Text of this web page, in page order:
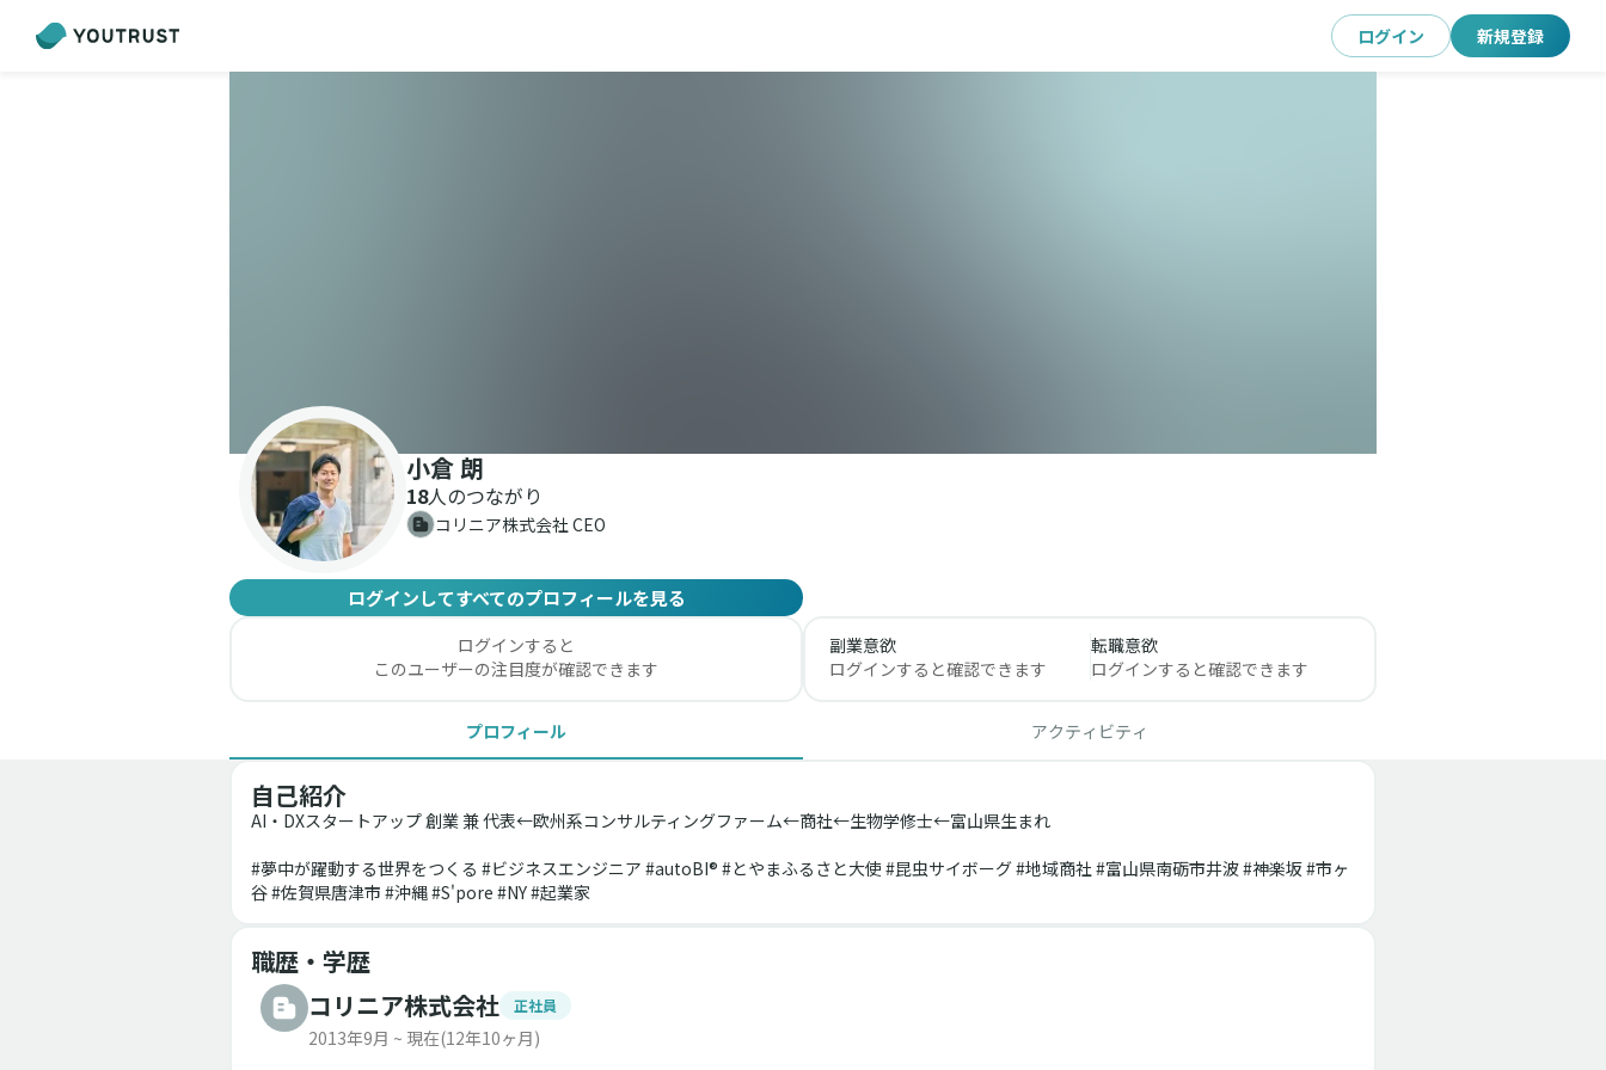
ログイン 新規登録
小倉 朗
18人のつながり
コリニア株式会社 CEO
ログインしてすべてのプロフィールを見る
ログインすると
このユーザーの注目度が確認できます
副業意欲
ログインすると確認できます
転職意欲
ログインすると確認できます
プロフィール アクティビティ
自己紹介
AI・DXスタートアップ 創業 兼 代表←欧州系コンサルティングファーム←商社←生物学修士←富山県生まれ
#夢中が躍動する世界をつくる #ビジネスエンジニア #autoBI® #とやまふるさと大使 #昆虫サイボーグ #地域商社 #富山県南砺市井波 #神楽坂 #市ヶ
谷 #佐賀県唐津市 #沖縄 #S'pore #NY #起業家
職歴・学歴
コリニア株式会社
正社員
2013年9月 ~ 現在(12年10ヶ月)